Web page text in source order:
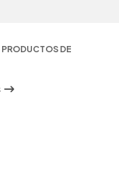
PRODUCTOS DE